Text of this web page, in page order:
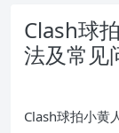
Clash球
法及常见
Clash球拍小黄